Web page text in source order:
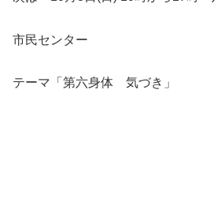
市民センター
テーマ「第六身体 気づき」